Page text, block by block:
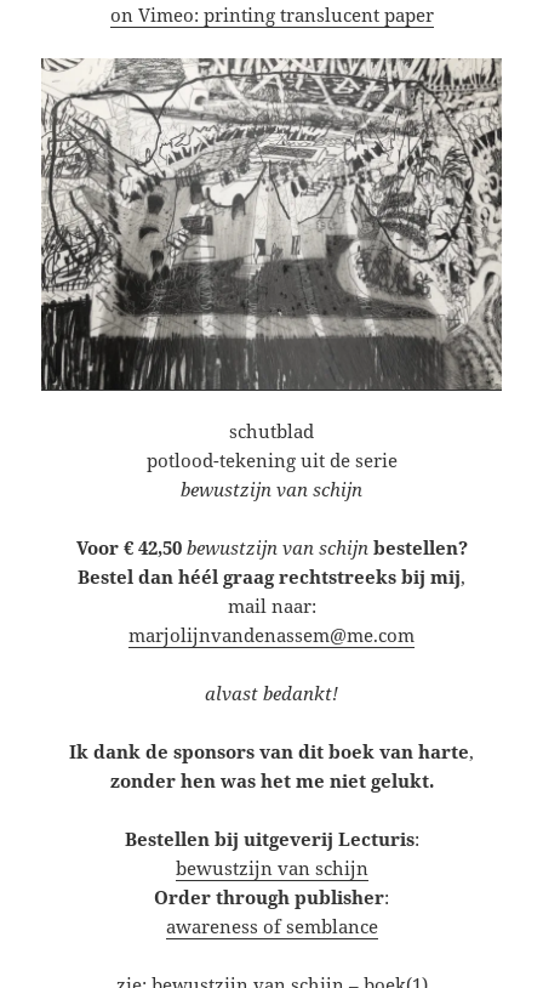
on Vimeo: printing translucent paper
schutblad
potlood-tekening uit de serie
bewustzijn van schijn
Voor € 42,50 bewustzijn van schijn bestellen?
Bestel dan héél graag rechtstreeks bij mij,
mail naar:
marjolijnvandenassem@me.com
alvast bedankt!
Ik dank de sponsors van dit boek van harte,
zonder hen was het me niet gelukt.
Bestellen bij uitgeverij Lecturis:
bewustzijn van schijn
Order through publisher:
awareness of semblance